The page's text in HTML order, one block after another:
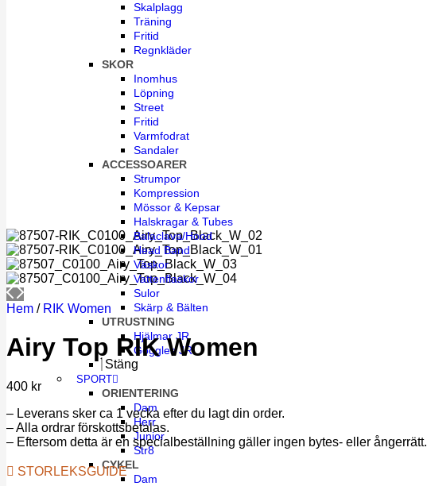
Skalplagg
Träning
Fritid
Regnkläder
SKOR
Inomhus
Löpning
Street
Fritid
Varmfodrat
Sandaler
ACCESSOARER
Strumpor
Kompression
Mössor & Kepsar
Halskragar & Tubes
Balaclava/Hood
Head Band
Väskor
Vattenflaskor
Sulor
Skärp & Bälten
UTRUSTNING
Hjälmar JR
Goggles JR
Stäng
SPORT
ORIENTERING
Dam
Herr
Junior
Str8
CYKEL
Dam
Hem / RIK Women
Airy Top RIK Women
400 kr
– Leverans sker ca 1 vecka efter du lagt din order.
– Alla ordrar förskottsbetalas.
– Eftersom detta är en specialbeställning gäller ingen bytes- eller ångerrätt.
STORLEKSGUIDE